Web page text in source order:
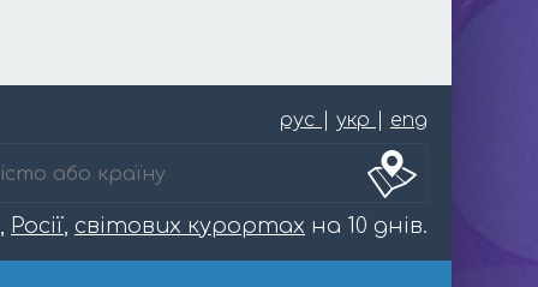
рус укр eng
, Росії, світових курортах на 10 днів.